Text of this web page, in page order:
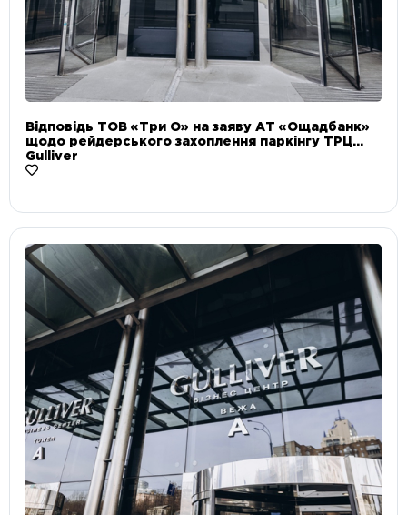
Відповідь ТОВ «Три О» на заяву АТ «Ощадбанк»
щодо рейдерського захоплення паркінгу ТРЦ
Gulliver